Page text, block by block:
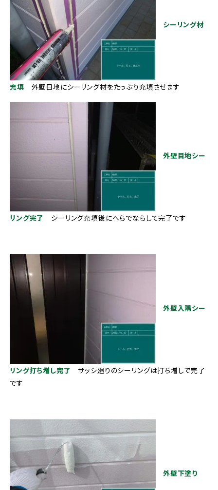
シーリング材
充填 外壁目地にシーリング材をたっぷり充填させます
外壁目地シー
リング完了 シーリング充填後にへらでならして完了です
外壁入隅シー
リング打ち増し完了 サッシ廻りのシーリングは打ち増しで完了
です
外壁下塗り